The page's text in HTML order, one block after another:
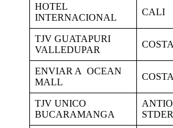
HOTEL
INTERNACIONAL
CALI
TJV GUATAPURI
VALLEDUPAR
COSTA
ENVIAR A OCEAN
MALL
COSTA
TJV UNICO
BUCARAMANGA
STDER